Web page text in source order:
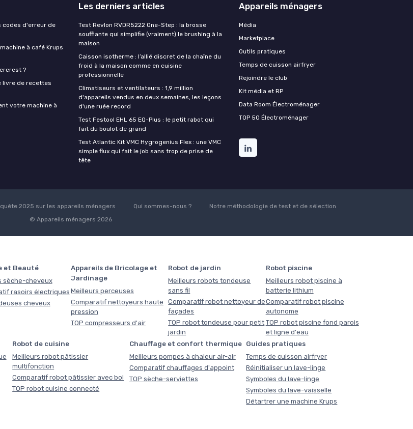
codes d'erreur de
à café Krups
?
livre de recettes
votre machine à
Les derniers articles
Test Revlon RVDR5222 One-Step : la brosse
soufflante qui simplifie (vraiment) le brushing à la
maison
Caisson isotherme : l’allié discret de la chaîne du
froid à la maison comme en cuisine
professionnelle
Climatiseurs et ventilateurs : 1,9 million
d'appareils vendus en deux semaines, les leçons
d'une ruée record
Test Festool EHL 65 EQ-Plus : le petit rabot qui
fait du boulot de grand
Test Atlantic Kit VMC Hygrogenius Flex : une VMC
simple flux qui fait le job sans trop de prise de
tête
Appareils ménagers
Média
Marketplace
Outils pratiques
Temps de cuisson airfryer
Rejoindre le club
Kit média et RP
Data Room Électroménager
TOP 50 Électroménager
2025 sur les appareils ménagers Qui sommes-nous ?
Notre méthodologie de test et de sélection
© Appareils ménagers 2026
et Beauté
sèche-cheveux
rasoirs électriques
cheveux
Appareils de Bricolage et
Jardinage
Meilleurs perceuses
Comparatif nettoyeurs haute
pression
TOP compresseurs d'air
Robot de jardin
Meilleurs robots tondeuse
sans fil
Comparatif robot nettoyeur de
façades
TOP robot tondeuse pour petit
jardin
Robot piscine
Meilleurs robot piscine à
batterie lithium
Comparatif robot piscine
autonome
TOP robot piscine fond parois
et ligne d'eau
Robot de cuisine
Meilleurs robot pâtissier
multifonction
Comparatif robot pâtissier avec bol
TOP robot cuisine connecté
Chauffage et confort thermique
Meilleurs pompes à chaleur air-air
Comparatif chauffages d'appoint
TOP sèche-serviettes
Guides pratiques
Temps de cuisson airfryer
Réinitialiser un lave-linge
Symboles du lave-linge
Symboles du lave-vaisselle
Détartrer une machine Krups